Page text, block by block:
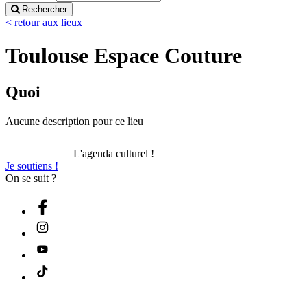
Rechercher
< retour aux lieux
Toulouse Espace Couture
Quoi
Aucune description pour ce lieu
L'agenda culturel !
Je soutiens !
On se suit ?